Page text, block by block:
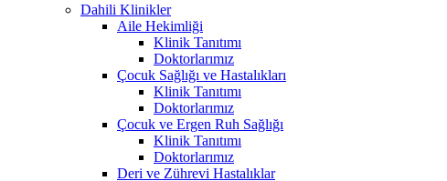
Dahili Klinikler
Aile Hekimliği
Klinik Tanıtımı
Doktorlarımız
Çocuk Sağlığı ve Hastalıkları
Klinik Tanıtımı
Doktorlarımız
Çocuk ve Ergen Ruh Sağlığı
Klinik Tanıtımı
Doktorlarımız
Deri ve Zührevi Hastalıklar